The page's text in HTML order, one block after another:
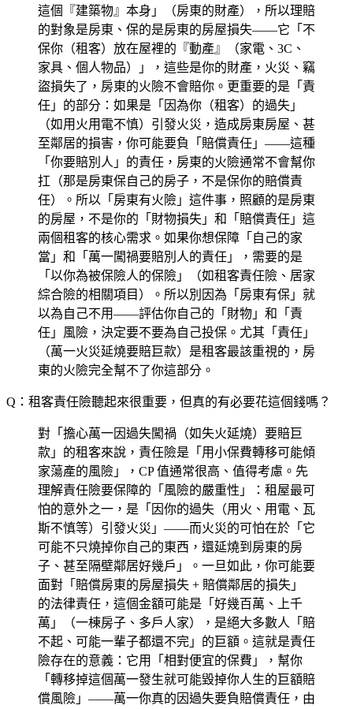
這個『建築物』本身」（房東的財產），所以理賠
的對象是房東、保的是房東的房屋損失——它「不
保你（租客）放在屋裡的『動產』（家電、3C、
家具、個人物品）」，這些是你的財產，火災、竊
盜損失了，房東的火險不會賠你。更重要的是「責
任」的部分：如果是「因為你（租客）的過失」
（如用火用電不慎）引發火災，造成房東房屋、甚
至鄰居的損害，你可能要負「賠償責任」——這種
「你要賠別人」的責任，房東的火險通常不會幫你
扛（那是房東保自己的房子，不是保你的賠償責
任）。所以「房東有火險」這件事，照顧的是房東
的房屋，不是你的「財物損失」和「賠償責任」這
兩個租客的核心需求。如果你想保障「自己的家
當」和「萬一闖禍要賠別人的責任」，需要的是
「以你為被保險人的保險」（如租客責任險、居家
綜合險的相關項目）。所以別因為「房東有保」就
以為自己不用——評估你自己的「財物」和「責
任」風險，決定要不要為自己投保。尤其「責任」
（萬一火災延燒要賠巨款）是租客最該重視的，房
東的火險完全幫不了你這部分。
Q：租客責任險聽起來很重要，但真的有必要花這個錢嗎？
對「擔心萬一因過失闖禍（如失火延燒）要賠巨
款」的租客來說，責任險是「用小保費轉移可能傾
家蕩產的風險」，CP 值通常很高、值得考慮。先
理解責任險要保障的「風險的嚴重性」：租屋最可
怕的意外之一，是「因你的過失（用火、用電、瓦
斯不慎等）引發火災」——而火災的可怕在於「它
可能不只燒掉你自己的東西，還延燒到房東的房
子、甚至隔壁鄰居好幾戶」。一旦如此，你可能要
面對「賠償房東的房屋損失 + 賠償鄰居的損失」
的法律責任，這個金額可能是「好幾百萬、上千
萬」（一棟房子、多戶人家），是絕大多數人「賠
不起、可能一輩子都還不完」的巨額。這就是責任
險存在的意義：它用「相對便宜的保費」，幫你
「轉移掉這個萬一發生就可能毀掉你人生的巨額賠
償風險」——萬一你真的因過失要負賠償責任，由